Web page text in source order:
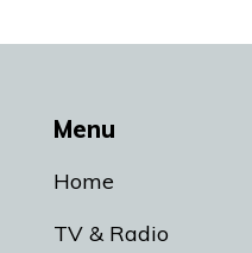
Menu
Home
TV & Radio